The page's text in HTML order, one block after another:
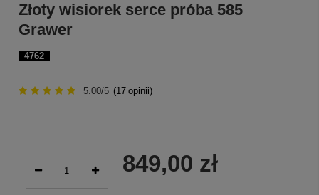
4762
Złoty wisiorek serce próba 585
Grawer
5.00/5 (17 opinii)
849,00 zł